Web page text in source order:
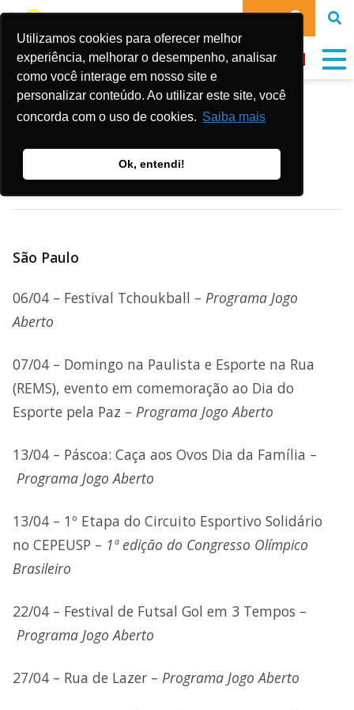
Utilizamos cookies para oferecer melhor
experiência, melhorar o desempenho, analisar
como você interage em nosso site e
personalizar conteúdo. Ao utilizar este site, você
concorda com o uso de cookies. Saiba mais
Ok, entendi!
DOE
Agenda de Abril 2019
27 de março de 2019
São Paulo
06/04 – Festival Tchoukball – Programa Jogo
Aberto
07/04 – Domingo na Paulista e Esporte na Rua
(REMS), evento em comemoração ao Dia do
Esporte pela Paz – Programa Jogo Aberto
13/04 – Páscoa: Caça aos Ovos Dia da Família –
Programa Jogo Aberto
13/04 – 1º Etapa do Circuito Esportivo Solidário
no CEPEUSP – 1ª edição do Congresso Olímpico
Brasileiro
22/04 – Festival de Futsal Gol em 3 Tempos –
Programa Jogo Aberto
27/04 – Rua de Lazer – Programa Jogo Aberto